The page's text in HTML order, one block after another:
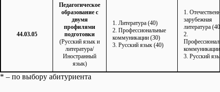
44.03.05
Педагогическое
образование c
двумя
профилями
подготовки
(Русский язык и
литература/
Иностранный
язык)
1. Литература (40)
2. Профессиональные
коммуникации (30)
3. Русский язык (40)
1.
зарубежная
литература
2.
3. Русский
* – по выбору абитуриента